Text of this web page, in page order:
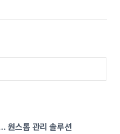
원스톱 관리 솔루션